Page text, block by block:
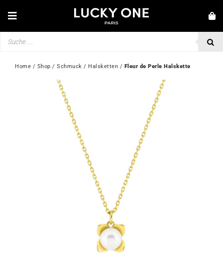
InhaltToggle
Navigation
LIEBE & VERLOBUNG
💎 KUNDENSERVICE
Home / Shop / Schmuck / Halsketten / Fleur de Perle Halskette